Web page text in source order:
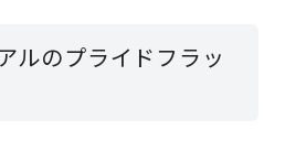
ルのプライドフラッ